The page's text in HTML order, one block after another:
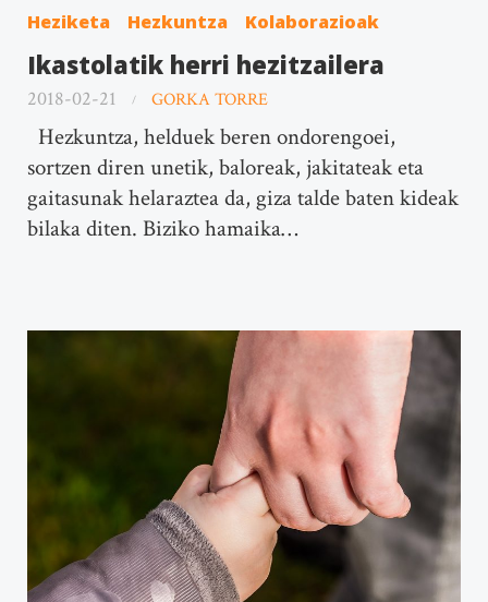
Heziketa Hezkuntza Kolaborazioak
Ikastolatik herri hezitzailera
2018-02-21 GORKA TORRE
Hezkuntza, helduek beren ondorengoei,
sortzen diren unetik, baloreak, jakitateak eta
gaitasunak helaraztea da, giza talde baten kideak
bilaka diten. Biziko hamaika…